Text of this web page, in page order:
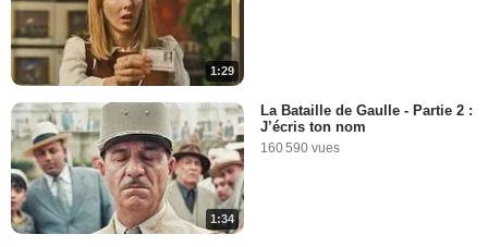
1:29
1:34
La Bataille de Gaulle - Partie 2 :
J’écris ton nom
160 590 vues